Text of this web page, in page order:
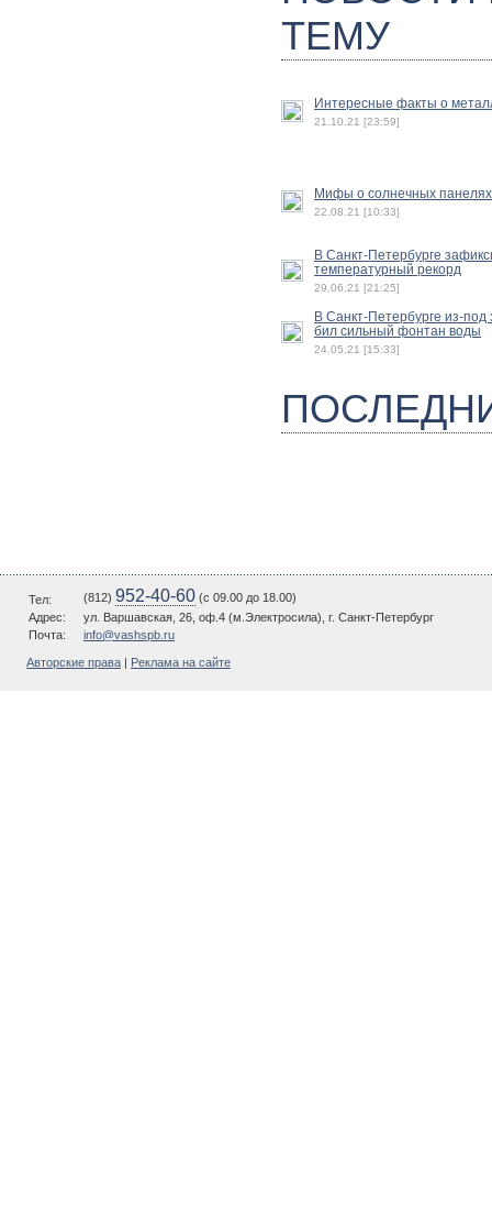
ТЕМУ
Интересные факты о
21.10.21 [23:59]
Мифы о солнечных панелях
22.08.21 [10:33]
В Санкт-Петербурге
температурный рекорд
29.06.21 [21:25]
В Санкт-Петербурге из-под
бил сильный фонтан воды
24.05.21 [15:33]
Тел: (812) 952-40-60 (c 09.00 до 18.00)
Адрес:
ул. Варшавская, 26, оф.4 (м.Электросила), г. Санкт-Петербург
Почта:
info@vashspb.ru
Авторские права Реклама на сайте